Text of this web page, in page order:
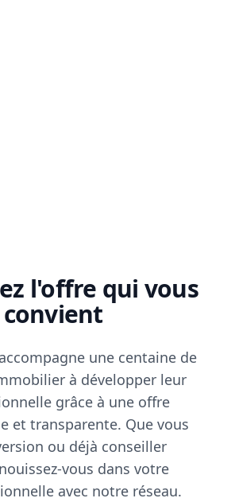
l'offre qui vous
convient
une centaine de
à développer leur
grâce à une offre
et transparente. Que vous
ou déjà conseiller
vous dans votre
avec notre réseau.